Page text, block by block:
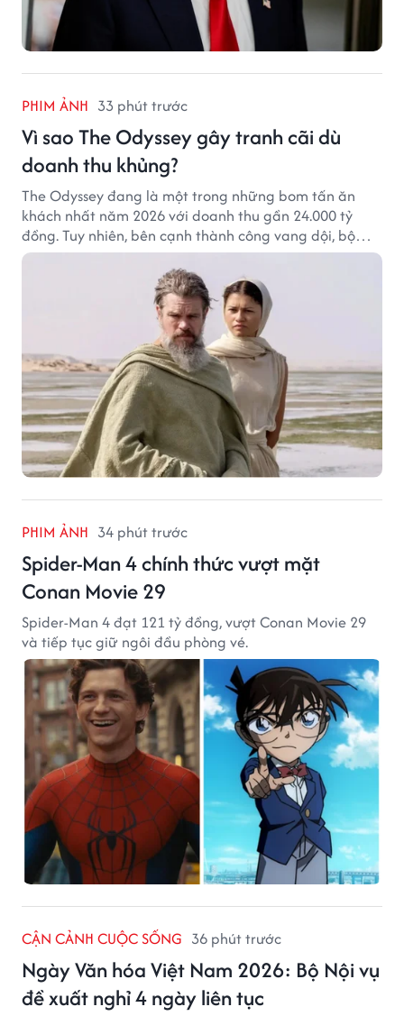
PHIM ẢNH 33 phút trước
Vì sao The Odyssey gây tranh cãi dù
doanh thu khủng?
The Odyssey đang là một trong những bom tấn ăn
khách nhất năm 2026 với doanh thu gần 24.000 tỷ
đồng. Tuy nhiên, bên cạnh thành công vang dội, bộ
phim của Christopher Nolan cũng vấp phải không ít
tranh cãi từ khán giả.
PHIM ẢNH 34 phút trước
Spider-Man 4 chính thức vượt mặt
Conan Movie 29
Spider-Man 4 đạt 121 tỷ đồng, vượt Conan Movie 29
và tiếp tục giữ ngôi đầu phòng vé.
CẬN CẢNH CUỘC SỐNG 36 phút trước
Ngày Văn hóa Việt Nam 2026: Bộ Nội vụ
đề xuất nghỉ 4 ngày liên tục